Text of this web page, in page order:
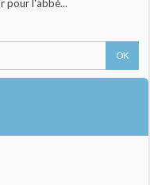
pour l'abbé...